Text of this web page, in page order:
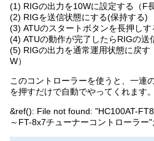
(1) RIGの出力を10Wに設定する（F
(2) RIGを送信状態にする(保持する)
(3) ATUのスタートボタンを長押しす
(4) ATUの動作が完了したらRIGの送
(5) RIGの出力を通常運用状態に戻
W）
このコントローラーを使うと、一連
を押すだけで自動でやってくれます
&ref(): File not found: "HC100AT-
～FT-8x7チューナーコントローラー";